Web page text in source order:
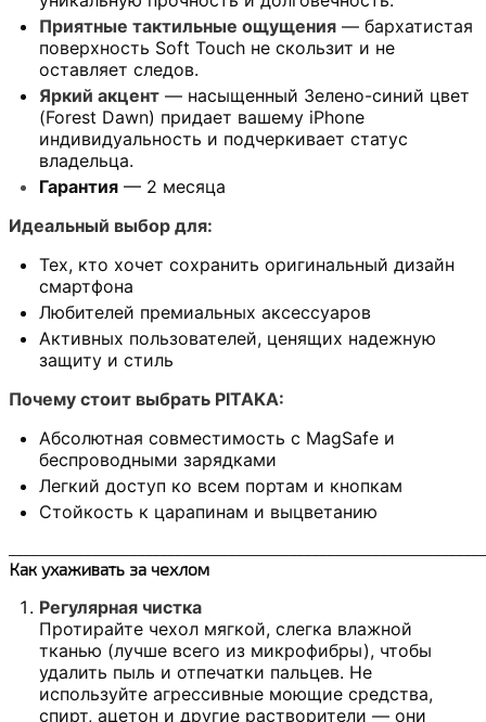
Приятные тактильные ощущения — бархатистая
поверхность Soft Touch не скользит и не
оставляет следов.
Яркий акцент — насыщенный Зелено-синий цвет
(Forest Dawn) придает вашему iPhone
индивидуальность и подчеркивает статус
владельца.
Гарантия — 2 месяца
Идеальный выбор для:
Тех, кто хочет сохранить оригинальный дизайн
смартфона
Любителей премиальных аксессуаров
Активных пользователей, ценящих надежную
защиту и стиль
Почему стоит выбрать PITAKA:
Абсолютная совместимость с MagSafe и
беспроводными зарядками
Легкий доступ ко всем портам и кнопкам
Стойкость к царапинам и выцветанию
Как ухаживать за чехлом
Регулярная чистка
Протирайте чехол мягкой, слегка влажной
тканью (лучше всего из микрофибры), чтобы
удалить пыль и отпечатки пальцев. Не
используйте агрессивные моющие средства,
спирт, ацетон и другие растворители — они